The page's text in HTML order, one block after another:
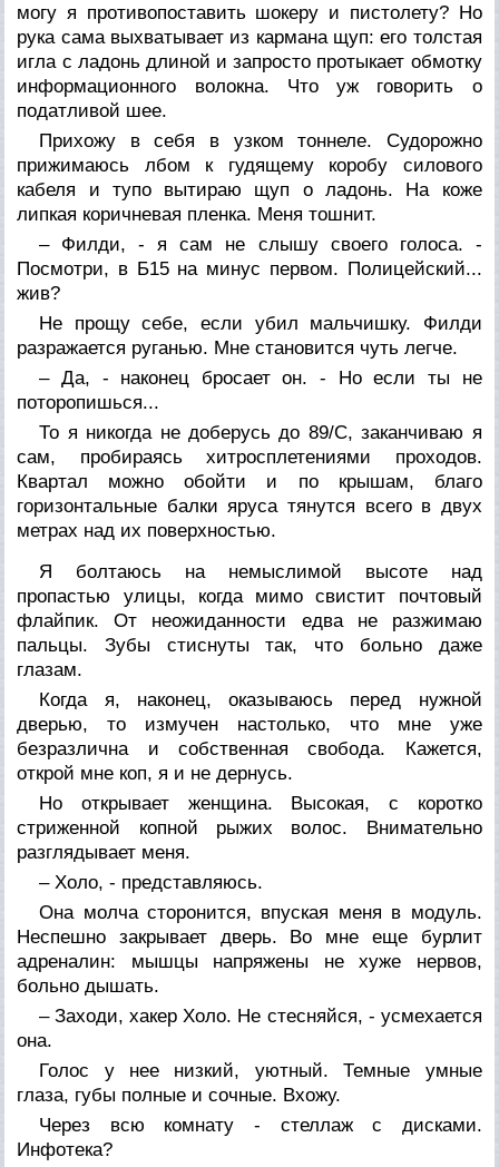
могу я противопоставить шокеру и пистолету? Но
рука сама выхватывает из кармана щуп: его толстая
игла с ладонь длиной и запросто протыкает обмотку
информационного волокна. Что уж говорить о
податливой шее.
Прихожу в себя в узком тоннеле. Судорожно
прижимаюсь лбом к гудящему коробу силового
кабеля и тупо вытираю щуп о ладонь. На коже
липкая коричневая пленка. Меня тошнит.
– Филди, - я сам не слышу своего голоса. -
Посмотри, в Б15 на минус первом. Полицейский...
жив?
Не прощу себе, если убил мальчишку. Филди
разражается руганью. Мне становится чуть легче.
– Да, - наконец бросает он. - Но если ты не
поторопишься...
То я никогда не доберусь до 89/С, заканчиваю я
сам, пробираясь хитросплетениями проходов.
Квартал можно обойти и по крышам, благо
горизонтальные балки яруса тянутся всего в двух
метрах над их поверхностью.
Я болтаюсь на немыслимой высоте над
пропастью улицы, когда мимо свистит почтовый
флайпик. От неожиданности едва не разжимаю
пальцы. Зубы стиснуты так, что больно даже
глазам.
Когда я, наконец, оказываюсь перед нужной
дверью, то измучен настолько, что мне уже
безразлична и собственная свобода. Кажется,
открой мне коп, я и не дернусь.
Но открывает женщина. Высокая, с коротко
стриженной копной рыжих волос. Внимательно
разглядывает меня.
– Холо, - представляюсь.
Она молча сторонится, впуская меня в модуль.
Неспешно закрывает дверь. Во мне еще бурлит
адреналин: мышцы напряжены не хуже нервов,
больно дышать.
– Заходи, хакер Холо. Не стесняйся, - усмехается
она.
Голос у нее низкий, уютный. Темные умные
глаза, губы полные и сочные. Вхожу.
Через всю комнату - стеллаж с дисками.
Инфотека?